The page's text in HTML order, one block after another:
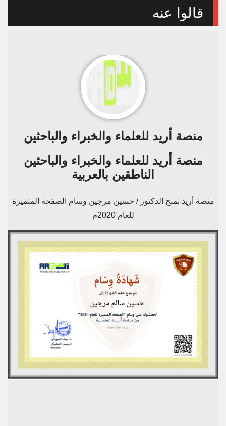
قالوا عنه
منصة أريد للعلماء والخبراء والباحثين
منصة أريد للعلماء والخبراء والباحثين
الناطقين بالعربية
منصة أريد تمنح الدكتور / حسين مرجين وسام الصفحة المتميزة
للعام 2020م